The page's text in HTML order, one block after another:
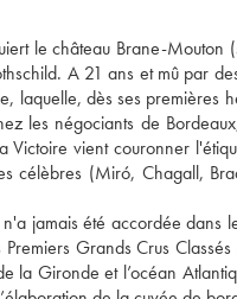
le château Brane-
A 21 ans et mû par
laquelle, dès ses
les négociants de
vient couronner
célèbres (Miró, Chagall,
jamais été accordée
Grands Crus
la Gironde et l’océan